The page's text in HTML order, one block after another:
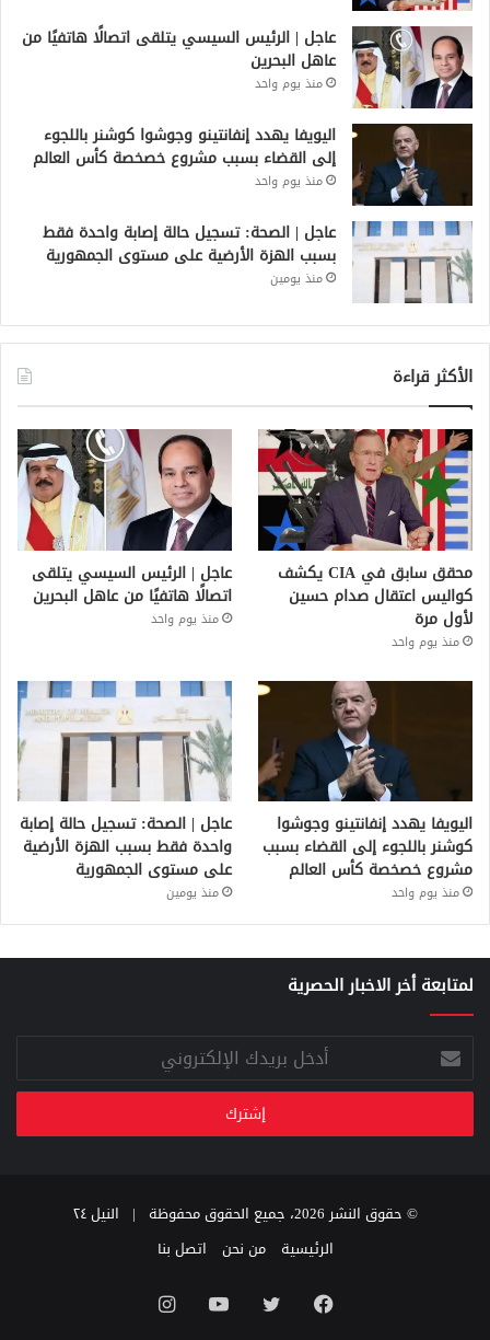
عاجل | الرئيس السيسي يتلقى اتصالًا هاتفيًا من
عاهل البحرين
منذ يوم واحد
اليويفا يهدد إنفانتينو وجوشوا كوشنر باللجوء
إلى القضاء بسبب مشروع خصخصة كأس العالم
منذ يوم واحد
عاجل | الصحة: تسجيل حالة إصابة واحدة فقط
بسبب الهزة الأرضية على مستوى الجمهورية
منذ يومين
الأكثر قراءة
محقق سابق في CIA يكشف
كواليس اعتقال صدام حسين
لأول مرة
منذ يوم واحد
عاجل | الرئيس السيسي يتلقى
اتصالًا هاتفيًا من عاهل البحرين
منذ يوم واحد
اليويفا يهدد إنفانتينو وجوشوا
كوشنر باللجوء إلى القضاء بسبب
مشروع خصخصة كأس العالم
منذ يوم واحد
عاجل | الصحة: تسجيل حالة إصابة
واحدة فقط بسبب الهزة الأرضية
على مستوى الجمهورية
منذ يومين
لمتابعة أخر الاخبار الحصرية
أدخل
بريدك
الإلكتروني
© حقوق النشر 2026، جميع الحقوق محفوظة |
النيل ٢٤
الرئيسية
من نحن اتصل بنا
فيسبوك تويتر يوتيوب